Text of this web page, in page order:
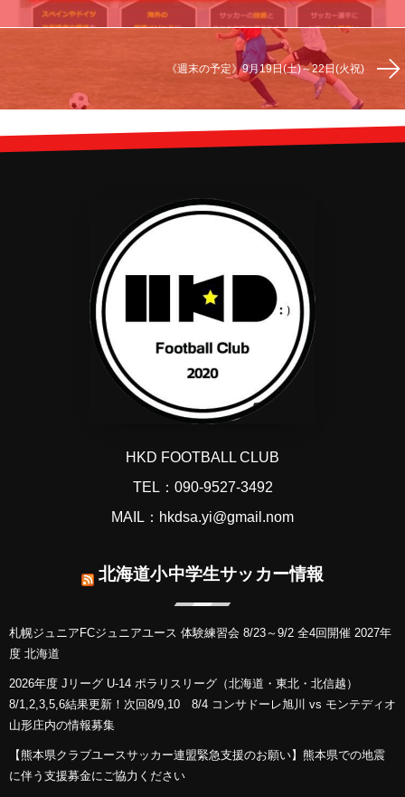
《週末の予定》9月19日(土)～22日(火祝)
HKD FOOTBALL CLUB
TEL：090-9527-3492
MAIL：hkdsa.yi@gmail.nom
北海道小中学生サッカー情報
札幌ジュニアFCジュニアユース 体験練習会 8/23～9/2 全4回開催 2027年
度 北海道
2026年度 Jリーグ U-14 ポラリスリーグ（北海道・東北・北信越）
8/1,2,3,5,6結果更新！次回8/9,10 8/4 コンサドーレ旭川 vs モンテディオ
山形庄内の情報募集
【熊本県クラブユースサッカー連盟緊急支援のお願い】熊本県での地震
に伴う支援募金にご協力ください